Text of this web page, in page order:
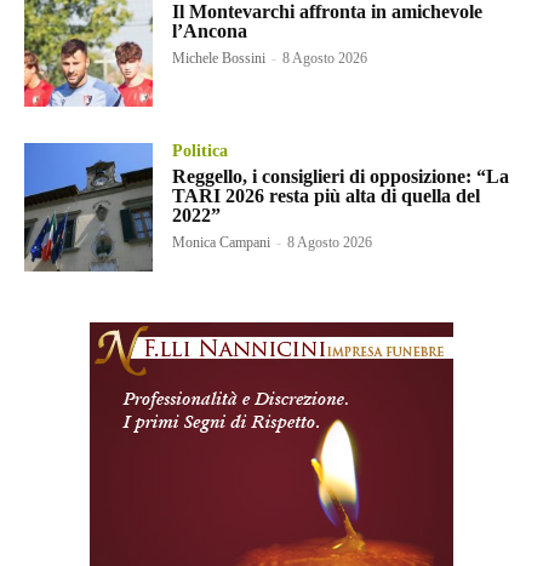
Il Montevarchi affronta in amichevole
l’Ancona
Michele Bossini - 8 Agosto 2026
Politica
Reggello, i consiglieri di opposizione: “La
TARI 2026 resta più alta di quella del
2022”
Monica Campani - 8 Agosto 2026